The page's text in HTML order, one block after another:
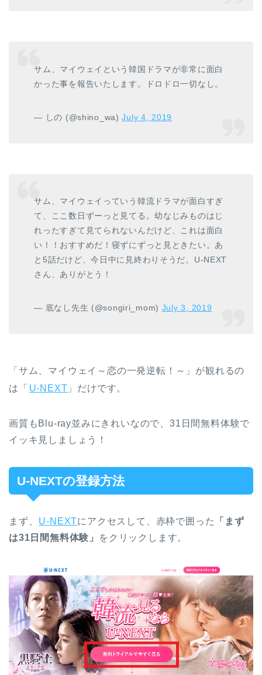
サム、マイウェイという韓国ドラマが非常に面白
かった事を報告いたします。ドロドロ一切なし。
— しの (@shino_wa)July 4, 2019
サム、マイウェイっていう韓流ドラマが面白すぎ
て、ここ数日ずーっと見てる。幼なじみものはじ
れったすぎて見てられないんだけど、これは面白
い！！おすすめだ！寝ずにずっと見ときたい。あ
と5話だけど、今日中に見終わりそうだ。U-NEXT
さん、ありがとう！
— 底なし先生 (@songiri_mom) July 3, 2019
「サム、マイウェイ～恋の一発逆転！～」が観れるの
は「 U-NEXT 」だけです。
画質もBlu-ray並みにきれいなので、31日間無料体験で
イッキ見しましょう！
U-NEXTの登録方法
まず、 U-NEXTにアクセスして、赤枠で囲った
「まず
は31日間無料体験」
をクリックします。